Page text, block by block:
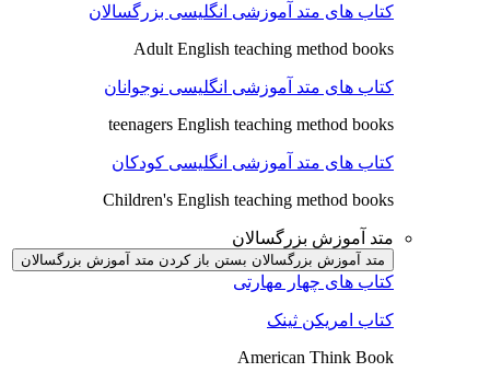
کتاب های متد آموزشی انگلیسی بزرگسالان
Adult English teaching method books
کتاب های متد آموزشی انگلیسی نوجوانان
teenagers English teaching method books
کتاب های متد آموزشی انگلیسی کودکان
Children's English teaching method books
متد آموزش بزرگسالان
متد آموزش بزرگسالان بستن باز کردن متد آموزش بزرگسالان
کتاب های چهار مهارتی
کتاب امریکن ثینک
American Think Book